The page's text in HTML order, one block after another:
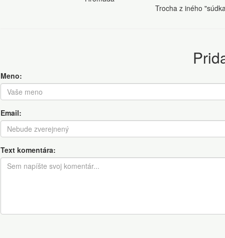
Trocha z iného
Meno:
Email:
Text komentára: